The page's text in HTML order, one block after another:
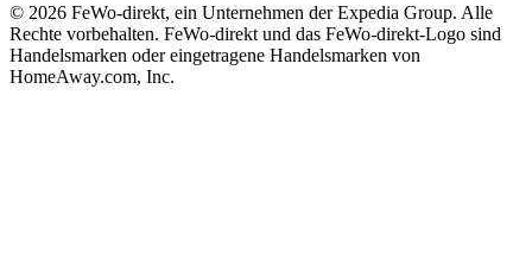
© 2026 FeWo-direkt, ein Unternehmen der Expedia Group. Alle
Rechte vorbehalten. FeWo-direkt und das FeWo-direkt-Logo sind
Handelsmarken oder eingetragene Handelsmarken von
HomeAway.com, Inc.